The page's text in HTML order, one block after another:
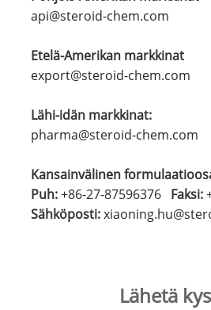
api@steroid-chem.com
Etelä-Amerikan markkinat
export@steroid-chem.com
Lähi-idän markkinat:
pharma@steroid-chem.com
Kansainvälinen
Puh: +86-27-87596376 Faksi:
Sähköposti:
Lähetä